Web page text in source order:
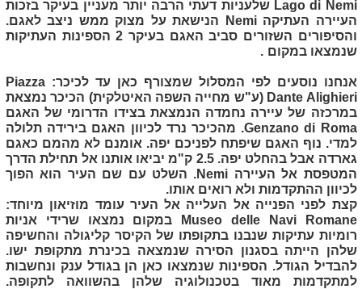
Nemi
Lago di שלעניות דעתי הרבה יותר מעניין בעיקר בזכות
העיירה העתיקהNemi
הנישאת על מצוק ממש ניצב לאגם.
והסיפורים השזורים סביב האגם בעיקר 2 הספינות העתיקות
שנמצאו במקום .
אנחנו נוסעים לפי המסלול שמצורף כאן עד לכיכר: Piazza
Dante Alighieri (ע"ש מחייה השפה האיטלקית) הכיכר נמצאת
במרכזה של עיירה נחמדה הנמצאת בצידו הדרומי של האגם
Genzano di Roma. מהכיכר נרד לכיוון האגם בירידה תלולה
למדי. נוף האגם שיפתח לפניכם יפה. אומנם לא מהמם כאגם
גארדה אבל בהחלט יפה. 2.5 ק"מ יביאו אותנו אל תחילת הדרך
המטפסת אל העיירה Nemi. השלט עם שם העיר הוא הפוך
לכיוון ההתקדמות ולא רואים אותו.
קצת לפני הפנייה אל העלייה אל העיר עומד מוזיאון מיוחד:
Museo delle Navi Romane
במקום נמצאו שרידי אניות
רומיות עתיקות שנבנו בתקופתו של הקיסר קליגולה והחשיפה
שלהן הייתה בסגנון הסירה שנמצאה בכינרת מתקופת ישו.
להבדיל הגודל. הספינות שנמצאו כאן הן בגודל ענק ונחשבות
למתקדמות מאוד בטכנולוגיה שלהן בהשוואה לתקופה.